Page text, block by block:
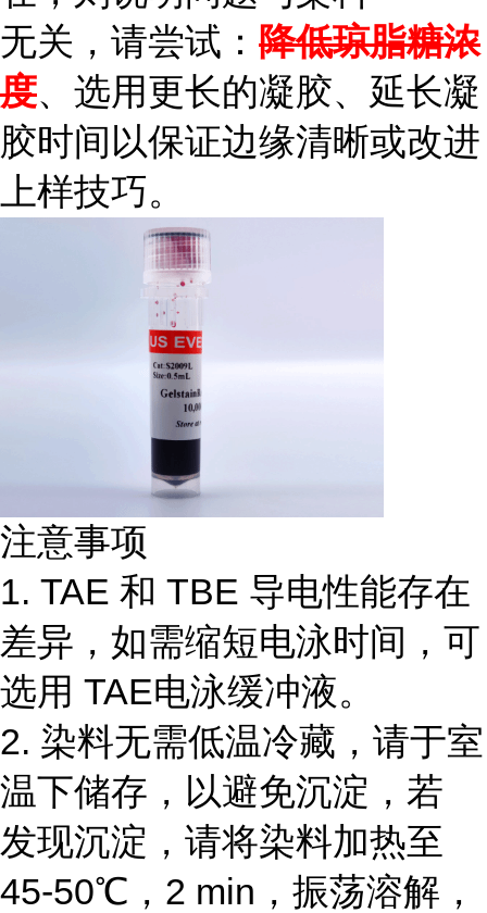
无关，请尝试： 降低琼脂糖浓
度、选用更长的凝胶、延长凝
胶时间以保证边缘清晰或改进
上样技巧。
注意事项
1. TAE 和 TBE 导电性能存在
差异，如需缩短电泳时间，可
选用 TAE电泳缓冲液。
2. 染料无需低温冷藏，请于室
温下储存，以避免沉淀，若
发现沉淀，请将染料加热至
45-50℃，2 min，振荡溶解，